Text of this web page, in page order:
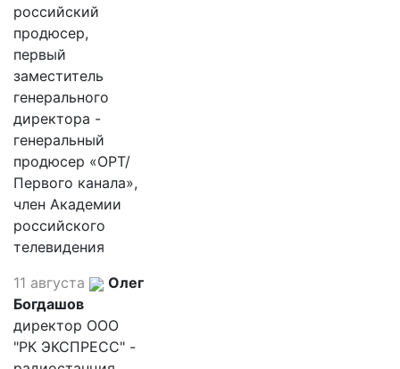
российский
продюсер,
первый
заместитель
генерального
директора -
генеральный
продюсер «ОРТ/
Первого канала»,
член Академии
российского
телевидения
11 августа
Олег
Богдашов
директор ООО
"РК ЭКСПРЕСС" -